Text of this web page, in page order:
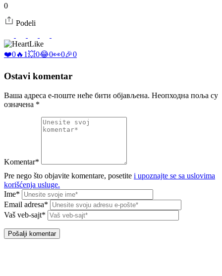
0
Podeli
Like
❤️0🔥 1💥0😂0👀0🎉0
Ostavi komentar
Ваша адреса е-поште неће бити објављена. Неопходна поља су
означена *
Komentar*
Pre nego što objavite komentare, posetite i upoznajte se sa uslovima
korišćenja usluge.
Ime*
Email adresa*
Vaš veb-sajt*